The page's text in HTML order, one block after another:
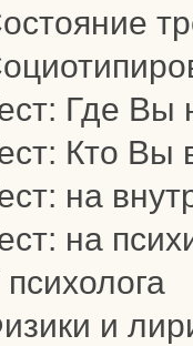
Где Вы
Кто Вы
на
на
и